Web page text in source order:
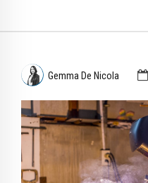
Gemma De Nicola